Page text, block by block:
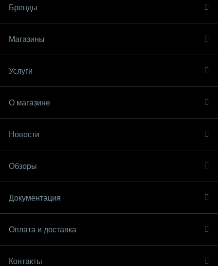
Бренды
Магазины
Услуги
О магазине
Новости
Обзоры
Документация
Оплата и доставка
Контакты